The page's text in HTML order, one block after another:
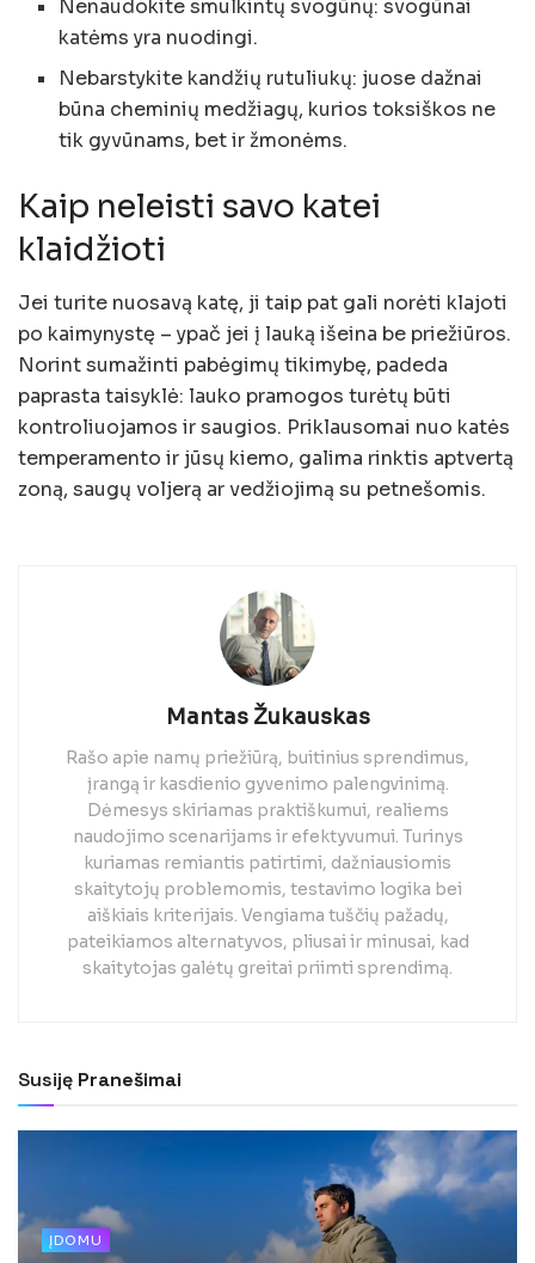
Nenaudokite smulkintų svogūnų: svogūnai
katėms yra nuodingi.
Nebarstykite kandžių rutuliukų: juose dažnai
būna cheminių medžiagų, kurios toksiškos ne
tik gyvūnams, bet ir žmonėms.
Kaip neleisti savo katei
klaidžioti
Jei turite nuosavą katę, ji taip pat gali norėti klajoti
po kaimynystę – ypač jei į lauką išeina be priežiūros.
Norint sumažinti pabėgimų tikimybę, padeda
paprasta taisyklė: lauko pramogos turėtų būti
kontroliuojamos ir saugios. Priklausomai nuo katės
temperamento ir jūsų kiemo, galima rinktis aptvertą
zoną, saugų voljerą ar vedžiojimą su petnešomis.
Mantas Žukauskas
Rašo apie namų priežiūrą, buitinius sprendimus,
įrangą ir kasdienio gyvenimo palengvinimą.
Dėmesys skiriamas praktiškumui, realiems
naudojimo scenarijams ir efektyvumui. Turinys
kuriamas remiantis patirtimi, dažniausiomis
skaitytojų problemomis, testavimo logika bei
aiškiais kriterijais. Vengiama tuščių pažadų,
pateikiamos alternatyvos, pliusai ir minusai, kad
skaitytojas galėtų greitai priimti sprendimą.
Susiję Pranešimai
ĮDOMU